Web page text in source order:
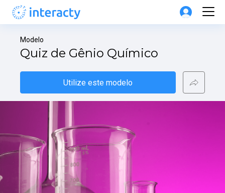
Modelo
Quiz de Gênio Químico
Utilize este modelo